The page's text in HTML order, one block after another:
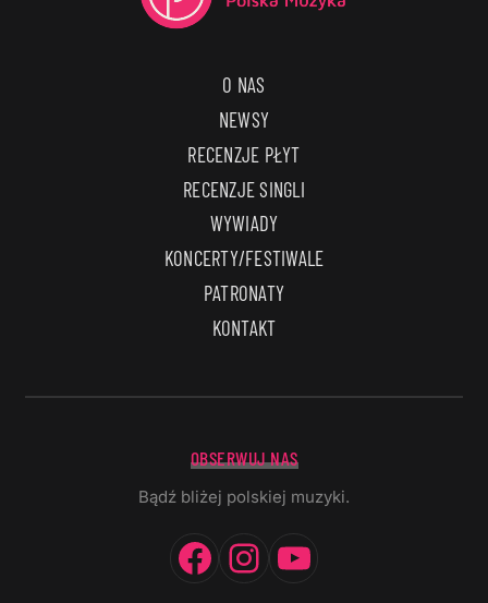
O NAS
NEWSY
RECENZJE PŁYT
RECENZJE SINGLI
WYWIADY
KONCERTY/FESTIWALE
PATRONATY
KONTAKT
OBSERWUJ NAS
Bądź bliżej polskiej muzyki.
Facebook
Instagram